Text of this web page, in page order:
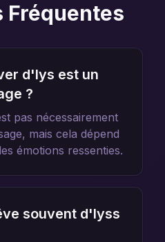
Fréquentes
d'lys est un
?
pas nécessairement
mais cela dépend
émotions ressenties.
souvent d'lyss